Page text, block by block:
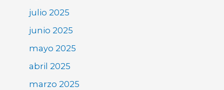
julio 2025
junio 2025
mayo 2025
abril 2025
marzo 2025